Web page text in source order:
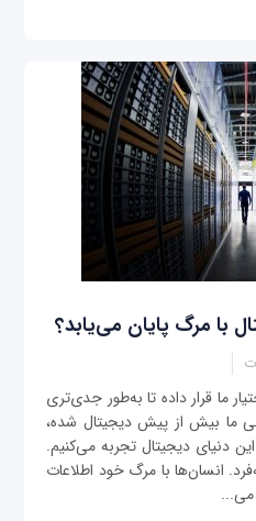
با مرگ پایان می‌یابد؟
ما قرار داده تا به‌طور جدی‌تری
ما بیش از پیش دیجیتال شده،
دنیای دیجیتال تجربه می‌کنیم.
انسان‌ها با مرگ خود اطلاعات
می‌...